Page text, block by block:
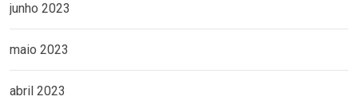
junho 2023
maio 2023
abril 2023